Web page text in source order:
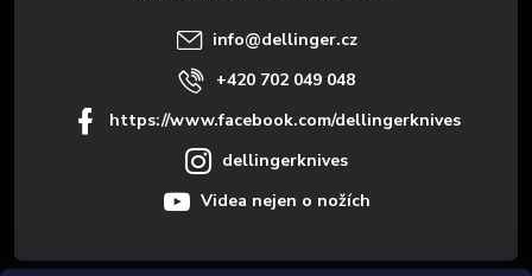
info@dellinger.cz
+420 702 049 048
https://www.facebook.com/dellingerknives
dellingerknives
Videa nejen o nožích